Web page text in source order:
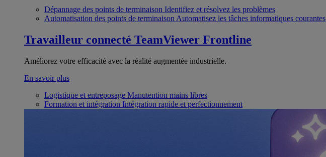
Dépannage des points de terminaison Identifiez et résolvez les problèmes
Automatisation des points de terminaison Automatisez les tâches informatiques courantes
Travailleur connecté TeamViewer Frontline
Améliorez votre efficacité avec la réalité augmentée industrielle.
En savoir plus
Logistique et entreposage Manutention mains libres
Formation et intégration Intégration rapide et perfectionnement